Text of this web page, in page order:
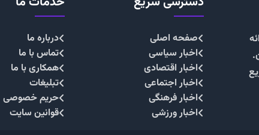
صفحه اصلی
اخبار سیاسی
اخبار اقتصادی
اخبار اجتماعی
اخبار فرهنگی
اخبار ورزشی
درباره ما
تماس با ما
همکاری با ما
تبلیغات
حریم خصوصی
قوانین سایت